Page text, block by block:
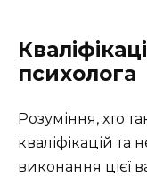
психолога
Розуміння, хто
кваліфікацій та
виконання цієї